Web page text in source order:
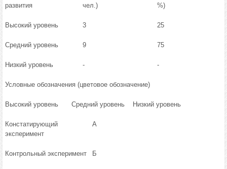
развития
чел.)
%)
Высокий уровень 3 25
Средний уровень 9 75
Низкий уровень - -
Условные обозначения (цветовое обозначение)
Высокий уровень Средний уровень Низкий уровень
Констатирующий
эксперимент
А
Контрольный эксперимент Б